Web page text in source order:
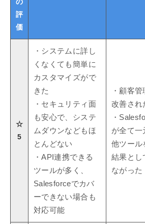
評
価
☆
5
・システムに詳し
くなくても簡単に
カスタマイズがで
きた
・セキュリティ面
も安心で、システ
ムダウンなどもほ
とんどない
・API連携できる
ツールが多く、
Salesforceでカバ
ーできない場合も
対応可能
・顧客
改善され
・
が全て一
他ツール
結果とし
ながった